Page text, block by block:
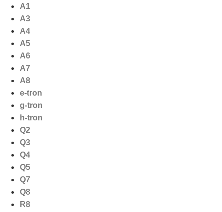
naar
inhoud
A1
A3
A4
A5
A6
A7
A8
e-tron
g-tron
h-tron
Q2
Q3
Q4
Q5
Q7
Q8
R8